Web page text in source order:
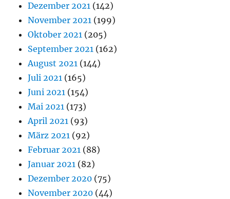
Dezember 2021 (142)
November 2021 (199)
Oktober 2021 (205)
September 2021 (162)
August 2021 (144)
Juli 2021 (165)
Juni 2021 (154)
Mai 2021 (173)
April 2021 (93)
März 2021 (92)
Februar 2021 (88)
Januar 2021 (82)
Dezember 2020 (75)
November 2020 (44)